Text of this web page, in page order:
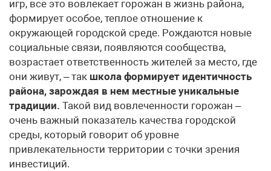
игр, все это вовлекает горожан в жизнь района,
формирует особое, теплое отношение к
окружающей городской среде. Рождаются новые
социальные связи, появляются сообщества,
возрастает ответственность жителей за место, где
они живут, – так школа формирует идентичность
района, зарождая в нем местные уникальные
традиции. Такой вид вовлеченности горожан –
очень важный показатель качества городской
среды, который говорит об уровне
привлекательности территории с точки зрения
инвестиций.